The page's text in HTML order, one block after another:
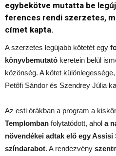
egybekötve mutatta be
ferences rendi szerzetes,
címet kapta.
A szerzetes legújabb kötetét egy
könyvbemutató keretein belül
közönség. A kötet
Petőfi Sándor és Szendrey Júlia
Az esti órákban a program a
Templomban folytatódott, ahol a
növendékei adtak elő egy
színdarabot. A rendezvény